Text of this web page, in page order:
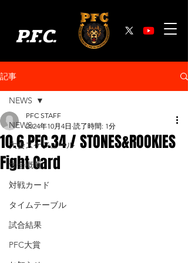
P.F.C.
記事
NEWS
大会スケジュール
大会概要
対戦カード
タイムテーブル
試合結果
PFC大賞
NEWS
10.6 PFC.34 / STONES&ROOKIES
Fight Card
PFC STAFF
2024年10月4日 読了時間: 1分